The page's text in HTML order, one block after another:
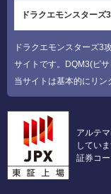
ドラクエモンスターズ
ドラクエモンスターズ3
サイトです。DQM3(ピ
当サイトは基本的にリン
アルテ
していま
証券コ